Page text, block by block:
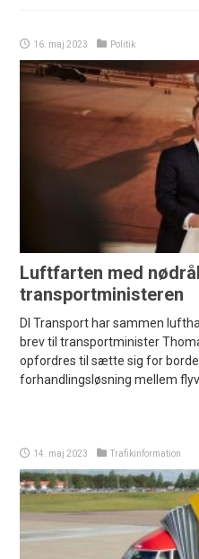
16. maj 2023 Politik
Luftfarten med
transportministeren
DI Transport har sammen
brev til transportminister
opfordres til sætte sig for
forhandlingsløsning mellem
14. maj 2023 Trafikinformation